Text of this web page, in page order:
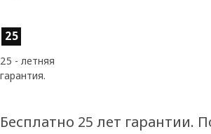
Характеристики товара
25
25 - летняя
гарантия.
Бесплатно 25 лет гарантии.